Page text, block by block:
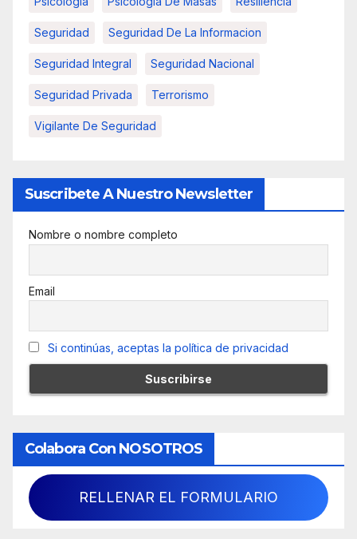
Seguridad Seguridad De La Informacion
Seguridad Integral Seguridad Nacional
Seguridad Privada Terrorismo
Vigilante De Seguridad
Suscribete A Nuestro Newsletter
Nombre o nombre completo
Email
Si continúas, aceptas la política de privacidad
Colabora Con NOSOTROS
RELLENAR EL FORMULARIO